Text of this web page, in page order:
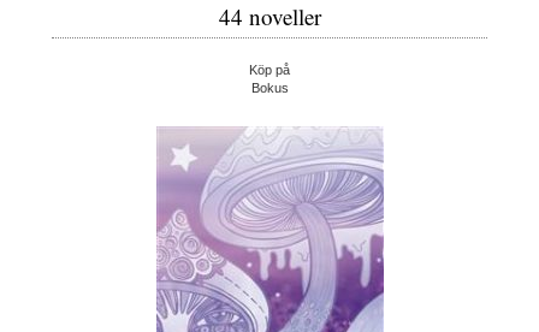
44 noveller
Köp på
Bokus